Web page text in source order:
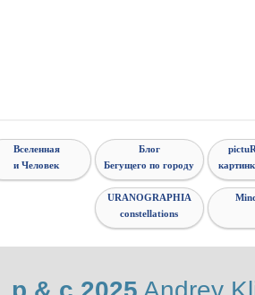
Вселенная
и Человек
Блог
Бегущего по городу
URANOGRAPHIA
constellations